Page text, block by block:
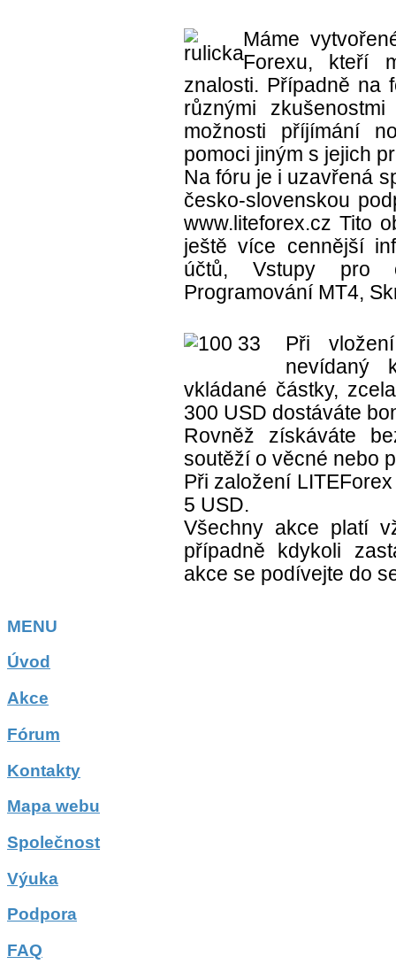
Máme
Forexu, kteří
znalosti. Případně na
různými
možnosti příjímání
pomoci jiným s jejich
Na fóru je i uzavřená
česko-slovenskou
www.liteforex.cz Tito
ještě více cennější
účtů, Vstupy pro
Programování MT4,
Při
nevídaný
vkládané částky,
300 USD dostáváte
Rovněž získáváte
soutěží o věcné nebo
Při založení
5 USD.
Všechny akce platí
případně kdykoli
akce se podívejte do
MENU
Úvod
Akce
Fórum
Kontakty
Mapa webu
Společnost
Výuka
Podpora
FAQ